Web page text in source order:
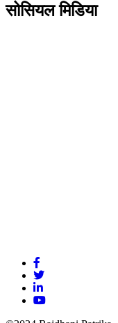
सोसियल मिडिया